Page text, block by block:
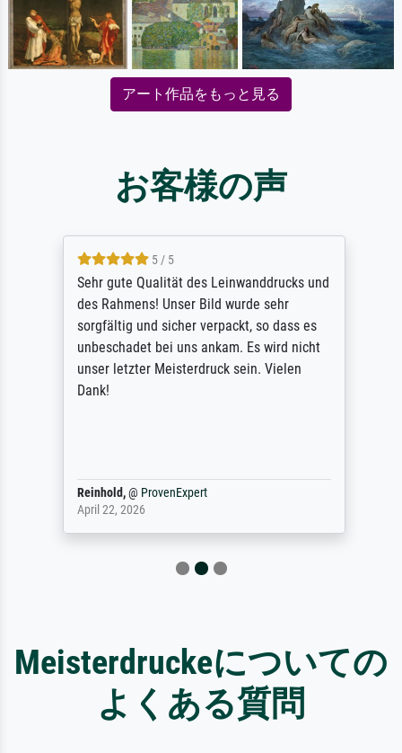
アート作品をもっと見る
お客様の声
5 / 5
Sehr gute Qualität des Leinwanddrucks und
des Rahmens! Unser Bild wurde sehr
sorgfältig und sicher verpackt, so dass es
unbeschadet bei uns ankam. Es wird nicht
unser letzter Meisterdruck sein. Vielen
Dank!
Reinhold,@ ProvenExpert
April 22, 2026
Meisterdruckeについての
よくある質問